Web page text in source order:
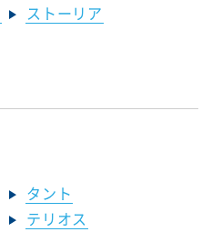
ストーリア
タント
テリオス